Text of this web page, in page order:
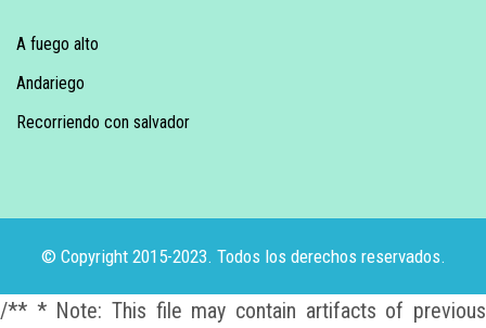
A fuego alto
Andariego
Recorriendo con salvador
© Copyright 2015-2023. Todos los derechos reservados.
/** * Note: This file may contain artifacts of previous